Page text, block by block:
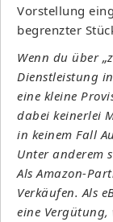
Vorstellung
begrenzter
Wenn du über
Dienstleistung
eine kleine
dabei keinerlei
in keinem Fall
Unter anderem
Als Amazon-
Verkäufen. Als
eine